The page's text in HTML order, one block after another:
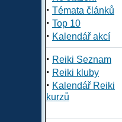
· Témata článků
· Top 10
· Kalendář akcí
· Reiki Seznam
· Reiki kluby
· Kalendář Reiki
kurzů